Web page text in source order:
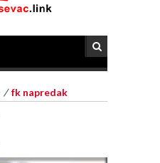
/fk napredak